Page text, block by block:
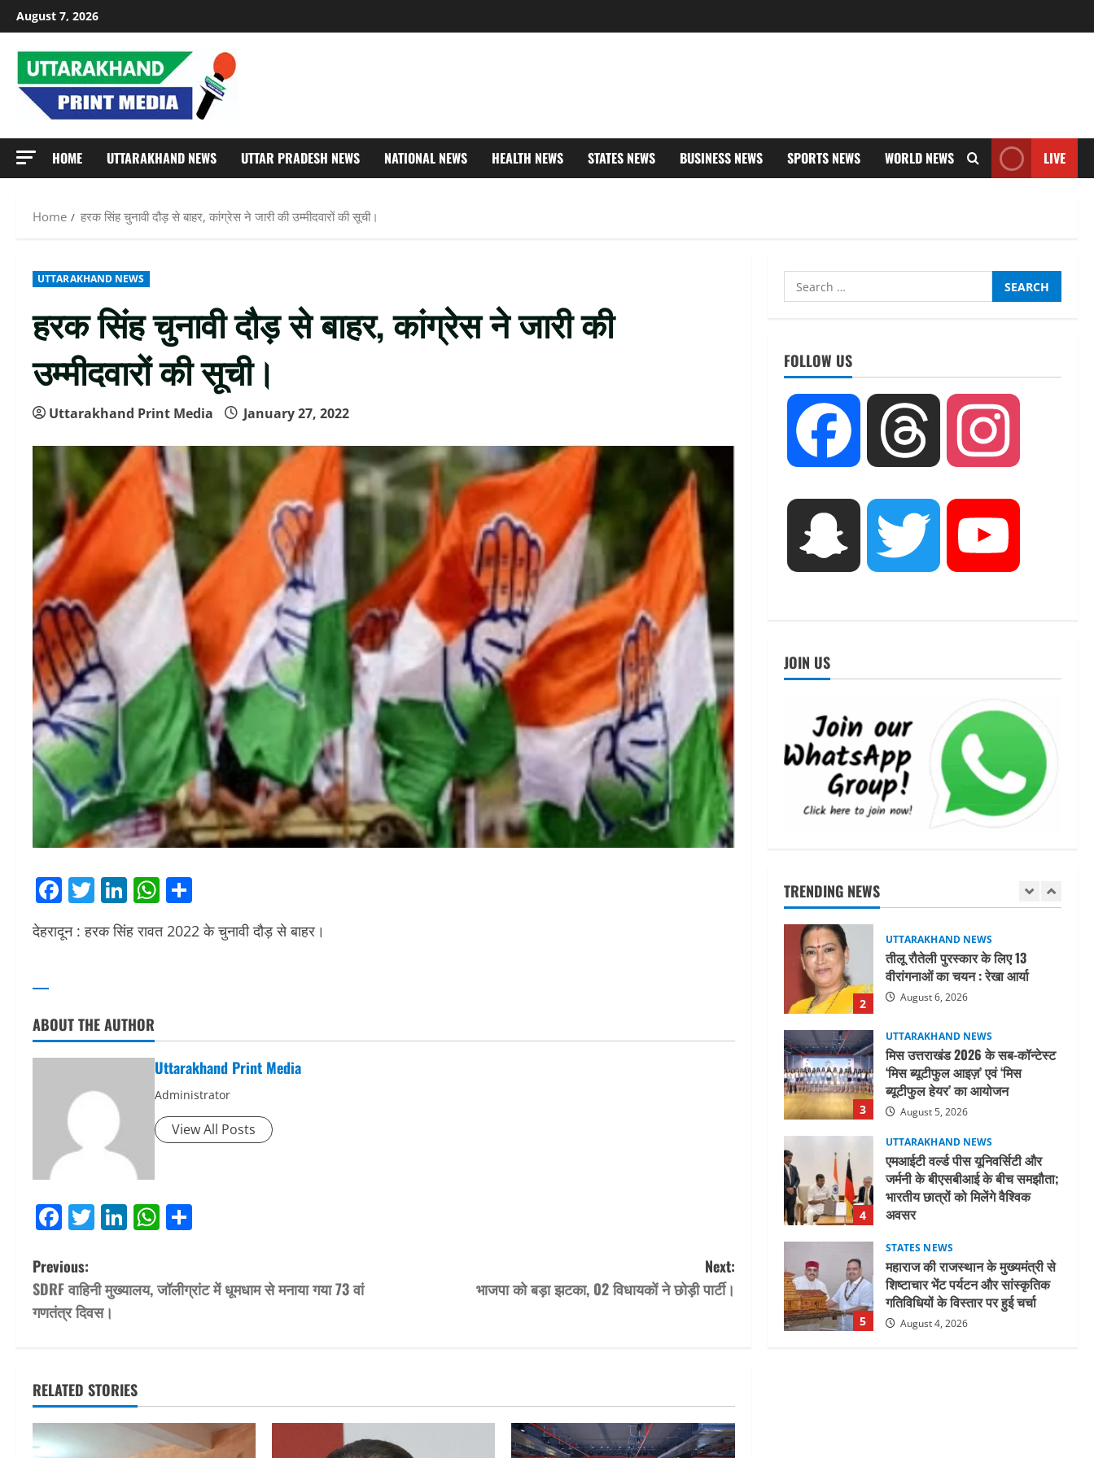
Skip
to
content
August 7, 2026
HOME UTTARAKHAND NEWS UTTAR PRADESH NEWS NATIONAL NEWS HEALTH NEWS STATES NEWS BUSINESS NEWS SPORTS NEWS WORLD NEWS LIVE
Home हरक सिंह चुनावी दौड़ से बाहर, कांग्रेस ने जारी की उम्मीदवारों की सूची।
UTTARAKHAND NEWS
हरक सिंह चुनावी दौड़ से बाहर, कांग्रेस ने जारी की
उम्मीदवारों की सूची।
Uttarakhand Print Media January 27, 2022
Facebook
Twitter
LinkedIn
WhatsApp
देहरादून : हरक सिंह रावत 2022 के चुनावी दौड़ से बाहर।
ABOUT THE AUTHOR
Uttarakhand Print Media
Administrator
View All Posts
Facebook
Twitter
LinkedIn
WhatsApp
P
o
n
a
Previous:
SDRF वाहिनी मुख्यालय, जॉलीग्रांट में धूमधाम से मनाया गया 73 वां
गणतंत्र दिवस।
Next:
भाजपा को बड़ा झटका, 02 विधायकों ने छोड़ी पार्टी।
RELATED STORIES
Search
for:
FOLLOW US
Facebook Threads
Snapchat Twitter
JOIN US
TRENDING NEWS
UTTARAKHAND NEWS
तीलू रौतेली पुरस्कार के लिए 13
वीरांगनाओं का चयन : रेखा आर्या
August 6, 2026
UTTARAKHAND NEWS
मिस उत्तराखंड 2026 के सब-कॉन्टेस्ट
‘मिस ब्यूटीफुल आइज़’ एवं ‘मिस
ब्यूटीफुल हेयर’ का आयोजन
अवसर
5
STATES NEWS
महाराज की राजस्थान के मुख्यमंत्री से
शिष्टाचार भेंट पर्यटन और सांस्कृतिक
गतिविधियों के विस्तार पर हुई चर्चा
August 4, 2026
1
UTTARAKHAND NEWS
आपत्ति निस्तारण शिविर की व्यवस्थाओं
का लिया जायजा
August 6, 2026
2
UTTARAKHAND NEWS
तीलू रौतेली पुरस्कार के लिए 13
वीरांगनाओं का चयन : रेखा आर्या
August 6, 2026
3
UTTARAKHAND NEWS
मिस उत्तराखंड 2026 के सब-कॉन्टेस्ट
‘मिस ब्यूटीफुल आइज़’ एवं ‘मिस
ब्यूटीफुल हेयर’ का आयोजन
August 5, 2026
4
UTTARAKHAND NEWS
एमआईटी वर्ल्ड पीस यूनिवर्सिटी और
जर्मनी के बीएसबीआई के बीच समझौता;
भारतीय छात्रों को मिलेंगे वैश्विक
अवसर
5
STATES NEWS
महाराज की राजस्थान के मुख्यमंत्री से
शिष्टाचार भेंट पर्यटन और सांस्कृतिक
गतिविधियों के विस्तार पर हुई चर्चा
August 4, 2026